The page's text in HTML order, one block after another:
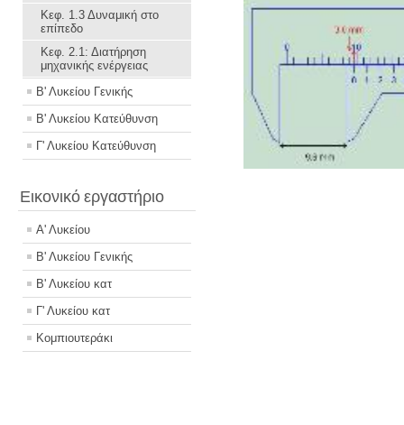
Κεφ. 1.3 Δυναμική στο
επίπεδο
Κεφ. 2.1: Διατήρηση
μηχανικής ενέργειας
Β' Λυκείου Γενικής
Β' Λυκείου Κατεύθυνση
Γ' Λυκείου Κατεύθυνση
Εικονικό εργαστήριο
Α' Λυκείου
Β' Λυκείου Γενικής
Β' Λυκείου κατ
Γ' Λυκείου κατ
Κομπιουτεράκι